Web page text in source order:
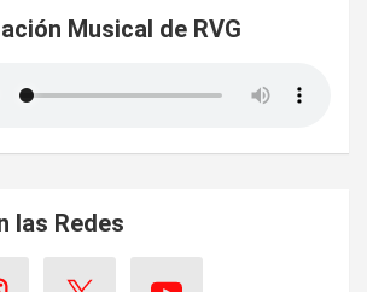
Musical de RVG
las Redes